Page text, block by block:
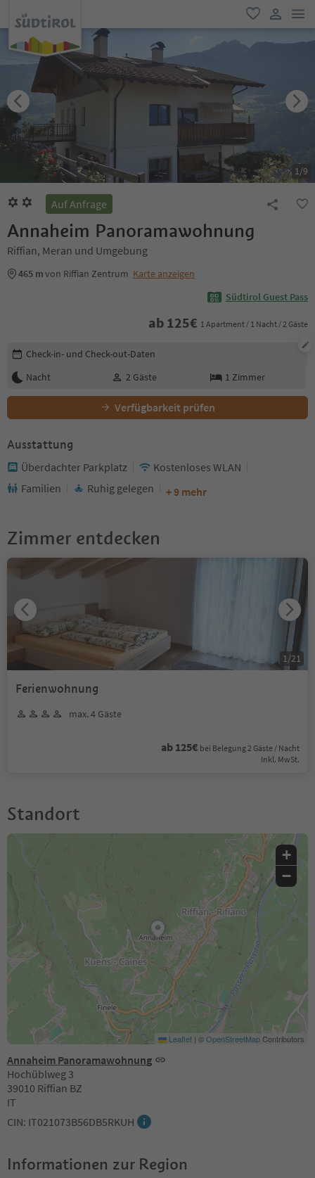
favorit
user link
1/9
Auf Anfrage
Annaheim Panoramawohnung
Riffian, Meran und Umgebung
465 mvon Riffian Zentrum Karte anzeigen
Südtirol Guest Pass
ab 125€ 1 Apartment / 1 Nacht / 2 Gäste
Buchungsdetails bearbeiten
Check-in- und Check-out-Daten
Nacht
2 Gäste 1 Zimmer
Verfügbarkeit prüfen
Ausstattung
Überdachter Parkplatz
Kostenloses WLAN
Familien
Ruhig gelegen + 9 mehr
Zimmer entdecken
Ferienwohnung
max. 4 Gäste
ab 125€ bei Belegung 2 Gäste / Nacht
Inkl. MwSt.
1 /21
Standort
Annaheim Panoramawohnung
Hochüblweg 3
39010 Riffian BZ
IT
CIN: IT021073B56DB5RKUH
+
−
Leaflet | ©OpenStreetMapContributors
Informationen zur Region